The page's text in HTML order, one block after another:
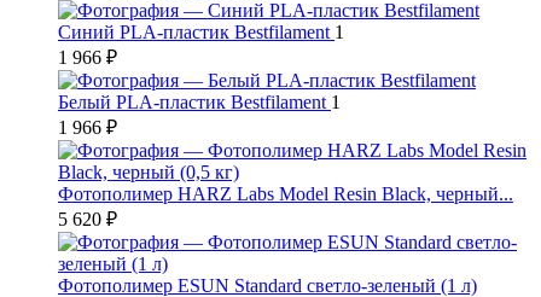
Синий PLA-пластик Bestfilament 1
1 966 ₽
Белый PLA-пластик Bestfilament 1
1 966 ₽
Фотополимер HARZ Labs Model Resin Black, черный...
5 620 ₽
Фотополимер ESUN Standard светло-зеленый (1 л)